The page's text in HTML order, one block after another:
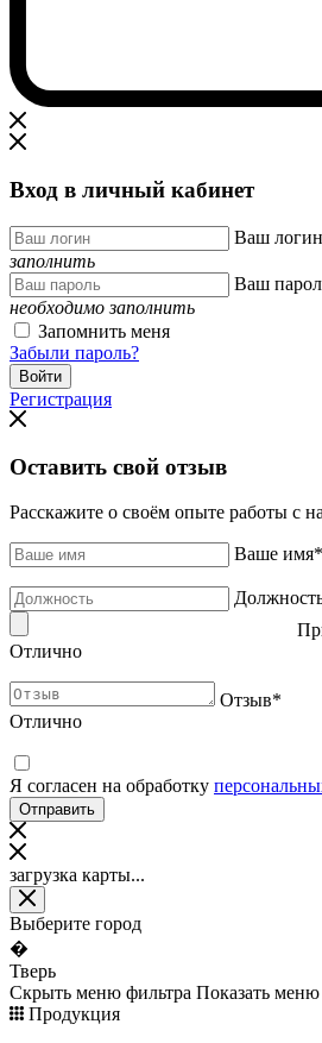
Вход в личный кабинет
Ваш логин
заполнить
Ваш
необходимо заполнить
Запомнить меня
Забыли пароль?
Регистрация
Оставить свой отзыв
Расскажите о своём опыте работы с
Ваше имя*
Отлично
Отзыв*
Отлично
Я согласен на обработку
загрузка карты...
Выберите город
�
Тверь
Скрыть меню фильтра Показать меню
Продукция